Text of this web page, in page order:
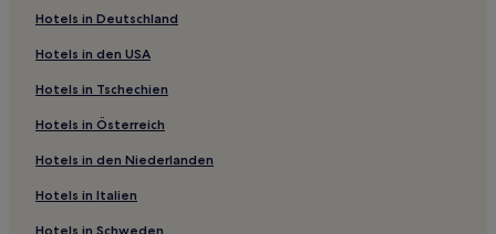
Motels in Inverell
Motels in Coonabarabran
Ferienwohnungen in Forster
Motels in Forster
Motels in New England
Ferienwohnungen in King Edward Park
Ferienwohnungen in Newcastle
Hotels in Deutschland
Hotels in den USA
Hotels in Tschechien
Hotels in Österreich
Hotels in den Niederlanden
Hotels in Italien
Hotels in Schweden